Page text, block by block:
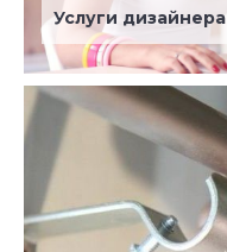
Услуги дизайнера